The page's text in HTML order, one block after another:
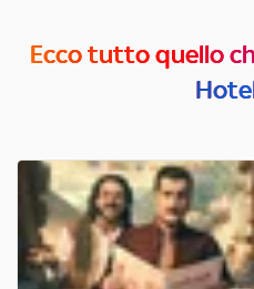
Ecco tutto quello